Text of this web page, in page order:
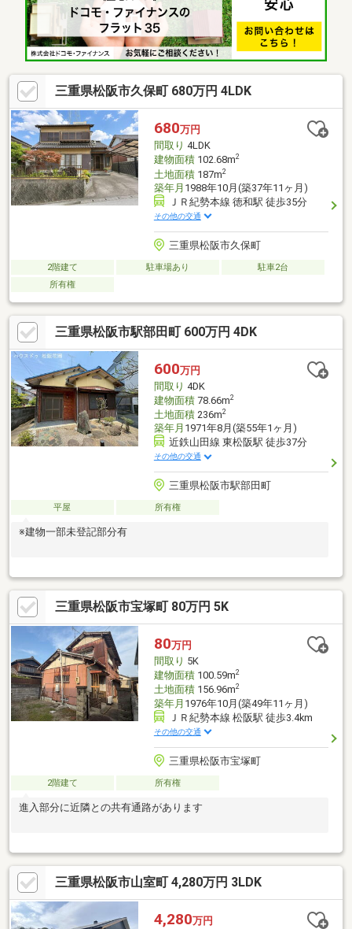
三重県松阪市久保町 680万円 4LDK
680万円
間取り 4LDK
建物面積102.68m2
土地面積187m2
築年月 1988年10月(築37年11ヶ月)
ＪＲ紀勢本線 徳和駅 徒歩35分
その他の交通
三重県松阪市久保町
2階建て 駐車場あり
駐車2台
所有権
三重県松阪市駅部田町 600万円 4DK
600万円
間取り 4DK
建物面積78.66m2
土地面積236m2
築年月 1971年8月(築55年1ヶ月)
近鉄山田線 東松阪駅 徒歩37分
その他の交通
三重県松阪市駅部田町
平屋 所有権
※建物一部未登記部分有
三重県松阪市宝塚町 80万円 5K
80万円
間取り 5K
建物面積100.59m2
土地面積156.96m2
築年月 1976年10月(築49年11ヶ月)
ＪＲ紀勢本線 松阪駅 徒歩3.4km
その他の交通
三重県松阪市宝塚町
2階建て 所有権
進入部分に近隣との共有通路があります
三重県松阪市山室町 4,280万円 3LDK
4,280万円